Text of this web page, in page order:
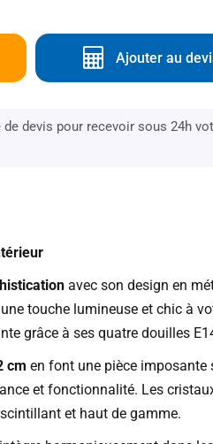
Ajouter au
devis pour recevoir sous 24h
avec son design en
touche lumineuse et chic à
grâce à ses quatre douilles
cm en font une pièce imposante
et fonctionnalité. Les
et haut de gamme.